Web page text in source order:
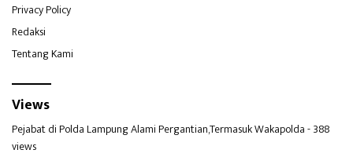
Privacy Policy
Redaksi
Tentang Kami
Views
Pejabat di Polda Lampung Alami Pergantian,Termasuk Wakapolda- 388
views